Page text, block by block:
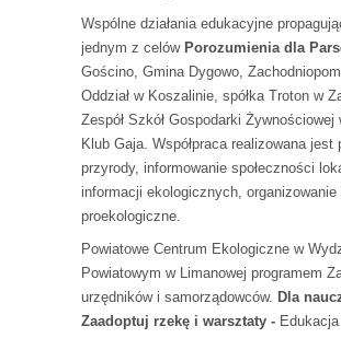
Wspólne działania edukacyjne
jednym z celów Porozumienia dla
Gościno, Gmina Dygowo,
Oddział w Koszalinie, spółka Troton w
Zespół Szkół Gospodarki
Klub Gaja. Współpraca realizowana
przyrody, informowanie społeczności
informacji ekologicznych,
proekologiczne.
Powiatowe Centrum Ekologiczne w
Powiatowym w Limanowej programem
urzędników i samorządowców. Dla
Zaadoptuj rzekę i warsztaty -